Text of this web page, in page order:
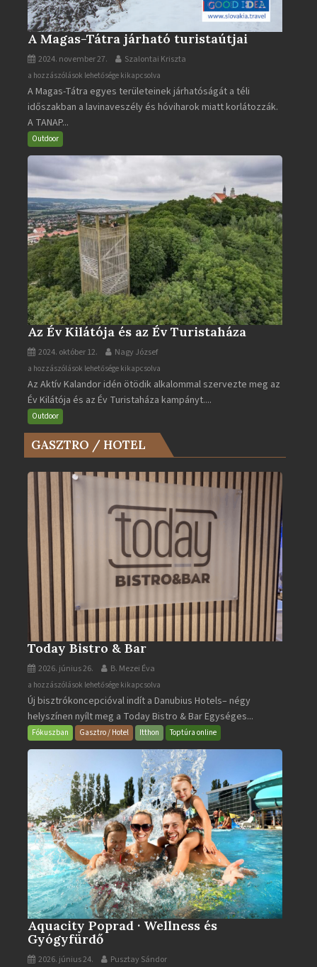
A Magas-Tátra járható turistaútjai
2024. november 27. Szalontai Kriszta
A
Magas-
Tátra
járható
turistaútjai
a hozzászólások lehetősége kikapcsolva
A Magas-Tátra egyes területeinek járhatóságát a téli
időszakban a lavinaveszély és hóviharok miatt korlátozzák.
A TANAP...
Outdoor
Az Év Kilátója és az Év Turistaháza
2024. október 12. Nagy József
Az
Év
Kilátója
és
az
Év
bejegyzéshez
a hozzászólások lehetősége kikapcsolva
Az Aktív Kalandor idén ötödik alkalommal szervezte meg az
Év Kilátója és az Év Turistaháza kampányt....
Outdoor
GASZTRO / HOTEL
Today Bistro & Bar
2026. június 26. B. Mezei Éva
Today
Bistro
&
Bar
bejegyzéshez
a hozzászólások lehetősége kikapcsolva
Új bisztrókoncepcióval indít a Danubius Hotels– négy
helyszínen nyílt meg a Today Bistro & Bar Egységes...
Fókuszban Gasztro / Hotel Itthon Toptúra online
Aquacity Poprad · Wellness és
Gyógyfürdő
2026. június 24. Pusztay Sándor